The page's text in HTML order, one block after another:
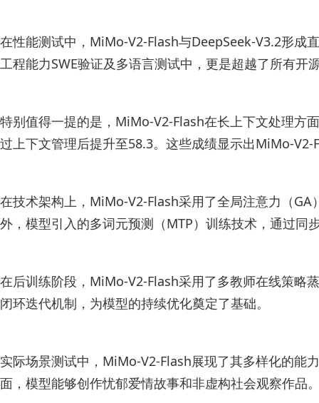
在性能测试中，MiMo-V2-Flash与DeepSeek-V3.2形成
工程能力SWE验证及多语言测试中，更是超越了所有
特别值得一提的是，MiMo-V2-Flash在长上下文处理方
过上下文管理后提升至58.3。这些成绩显示出MiMo-
在技术架构上，MiMo-V2-Flash采用了全局注意力（
外，模型引入的多词元预测（MTP）训练技术，通过
在后训练阶段，MiMo-V2-Flash采用了多教师在线策略
闭环迭代机制，为模型的持续优化奠定了基础。
实际场景测试中，MiMo-V2-Flash展现了其多样化的能
面，模型能够创作忧郁爱情故事和非虚构社会观察作品